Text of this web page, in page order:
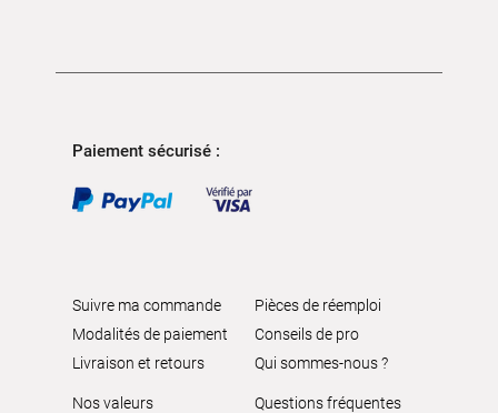
Paiement sécurisé :
Suivre ma commande
Modalités de paiement
Livraison et retours
Pièces de réemploi
Conseils de pro
Qui sommes-nous ?
Nos valeurs
Questions fréquentes